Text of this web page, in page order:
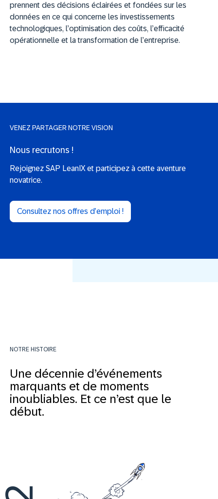
prennent des décisions éclairées et fondées sur les
données en ce qui concerne les investissements
technologiques, l’optimisation des coûts, l’efficacité
opérationnelle et la transformation de l’entreprise.
VENEZ PARTAGER NOTRE VISION
Nous recrutons !
Rejoignez SAP LeanIX et participez à cette aventure
novatrice.
Consultez nos offres d’emploi !
NOTRE HISTOIRE
Une décennie d’événements
marquants et de moments
inoubliables. Et ce n’est que le
début.